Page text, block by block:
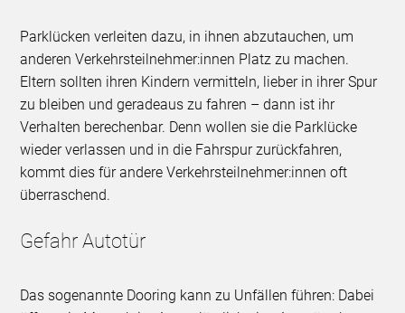
Parklücken verleiten dazu, in ihnen abzutauchen, um
anderen Verkehrsteilnehmer:innen Platz zu machen.
Eltern sollten ihren Kindern vermitteln, lieber in ihrer Spur
zu bleiben und geradeaus zu fahren – dann ist ihr
Verhalten berechenbar. Denn wollen sie die Parklücke
wieder verlassen und in die Fahrspur zurückfahren,
kommt dies für andere Verkehrsteilnehmer:innen oft
überraschend.
Gefahr Autotür
Das sogenannte Dooring kann zu Unfällen führen: Dabei